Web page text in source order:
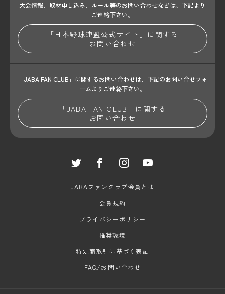
大会情報、取材申し込み、ルール等のお問い合わせなどは、下記より
ご連絡下さい。
「日本野球連盟公式サイト」に関する
お問い合わせ
「JABA FAN CLUB」に関するお問い合わせは、 下記のお問い合せフォ
ームよりご連絡下さい。
「JABA FAN CLUB」に関する
お問い合わせ
JABAファンクラブ会員とは
会員規約
プライバシーポリシー
推奨環境
特定商取引に基づく表記
FAQ/お問い合わせ